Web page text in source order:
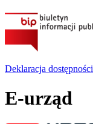
Deklaracja dostępności
E-urząd